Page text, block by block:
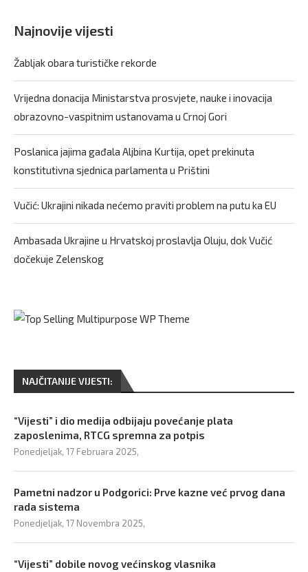
Najnovije vijesti
Žabljak obara turističke rekorde
Vrijedna donacija Ministarstva prosvjete, nauke i inovacija
obrazovno-vaspitnim ustanovama u Crnoj Gori
Poslanica jajima gađala Aljbina Kurtija, opet prekinuta
konstitutivna sjednica parlamenta u Prištini
Vučić: Ukrajini nikada nećemo praviti problem na putu ka EU
Ambasada Ukrajine u Hrvatskoj proslavlja Oluju, dok Vučić
dočekuje Zelenskog
NAJČITANIJE VIJESTI:
“Vijesti” i dio medija odbijaju povećanje plata
zaposlenima, RTCG spremna za potpis
Ponedjeljak, 17 Februara 2025,
Pametni nadzor u Podgorici: Prve kazne već prvog dana
rada sistema
Ponedjeljak, 17 Novembra 2025,
“Vijesti” dobile novog većinskog vlasnika